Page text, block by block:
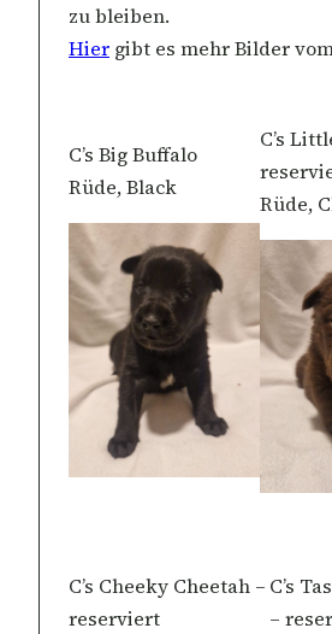
zu bleiben.
Hier gibt es mehr Bilder
C’s Big Buffalo
Rüde, Black
C’s
Rüde,
C’s Cheeky Cheetah –
reserviert
C’s
–